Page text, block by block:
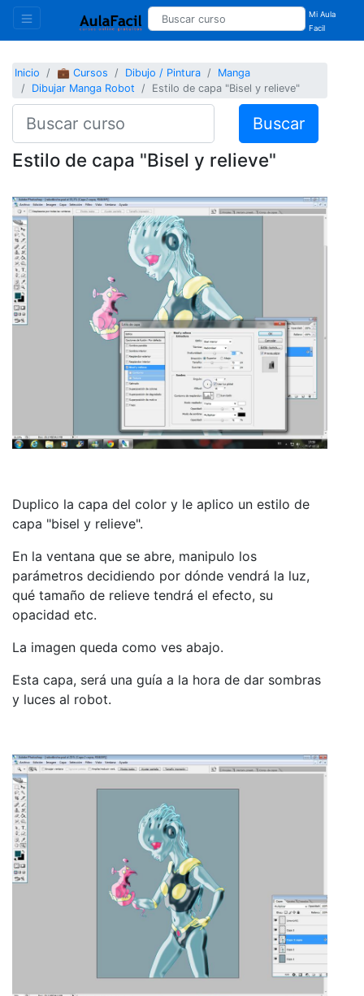
Mi Aula
Facil
Inicio 💼 Cursos Dibujo / Pintura
Manga
Dibujar Manga Robot
Estilo de capa "Bisel y relieve"
Buscar
Estilo de capa "Bisel y relieve"
Duplico la capa del color y le aplico un estilo de
capa "bisel y relieve".
En la ventana que se abre, manipulo los
parámetros decidiendo por dónde vendrá la luz,
qué tamaño de relieve tendrá el efecto, su
opacidad etc.
La imagen queda como ves abajo.
Esta capa, será una guía a la hora de dar sombras
y luces al robot.